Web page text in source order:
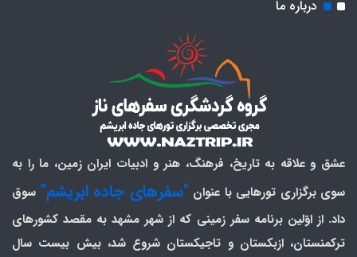
درباره ما
عشق و علاقه به تاریخ، فرهنگ، هنر و ادبیات ایران زمین، ما را به
سوی برگزاری تورهایی با عنوان "سفرهای جاده ابریشم" سوق
داد. از اوّلین برنامه سفر زمینی که از شهر مشهد به مقصد کشورهای
ترکمنستان، ازبکستان و تاجیکستان شروع شد، بیش بیست سال